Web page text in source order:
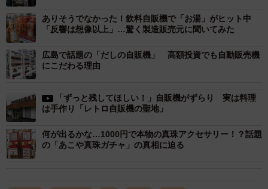
新宿御苑近くの餃子店「新宿餃苑」
ありそうでなかった！飲料自販機で「お湯」がヒット中
「反響は想像以上」…驚く製造販売元に聞いてみた
広島で話題の「だしの自販機」 高額投資でも自動販売機
にこだわる理由
「ずっと残してほしい！」自販機がずらり 実は料理
は手作り「レトロ自販機の聖地」
何が出るかな…1000円で本物の真珠アクセサリー！？話題
の「あこや真珠ガチャ」の真相に迫る